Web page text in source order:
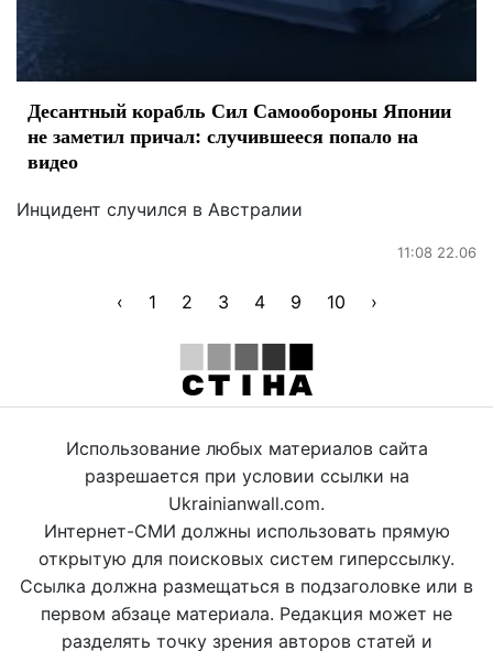
Десантный корабль Сил Самообороны Японии
не заметил причал: случившееся попало на
видео
Инцидент случился в Австралии
11:08 22.06
‹ 1 2 3 4 9 10 ›
Использование любых материалов сайта
разрешается при условии ссылки на
Ukrainianwall.com.
Интернет-СМИ должны использовать прямую
открытую для поисковых систем гиперссылку.
Ссылка должна размещаться в подзаголовке или в
первом абзаце материала. Редакция может не
разделять точку зрения авторов статей и